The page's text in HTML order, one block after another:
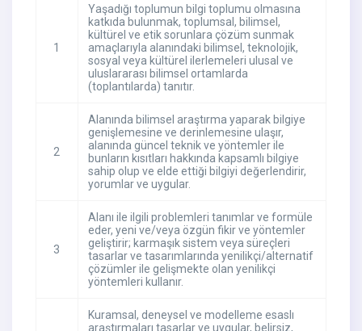
1
Yaşadığı toplumun bilgi toplumu olmasına
katkıda bulunmak, toplumsal, bilimsel,
kültürel ve etik sorunlara çözüm sunmak
amaçlarıyla alanındaki bilimsel, teknolojik,
sosyal veya kültürel ilerlemeleri ulusal ve
uluslararası bilimsel ortamlarda
(toplantılarda) tanıtır.
2
Alanında bilimsel araştırma yaparak bilgiye
genişlemesine ve derinlemesine ulaşır,
alanında güncel teknik ve yöntemler ile
bunların kısıtları hakkında kapsamlı bilgiye
sahip olup ve elde ettiği bilgiyi değerlendirir,
yorumlar ve uygular.
3
Alanı ile ilgili problemleri tanımlar ve formüle
eder, yeni ve/veya özgün fikir ve yöntemler
geliştirir; karmaşık sistem veya süreçleri
tasarlar ve tasarımlarında yenilikçi/alternatif
çözümler ile gelişmekte olan yenilikçi
yöntemleri kullanır.
Kuramsal, deneysel ve modelleme esaslı
araştırmaları tasarlar ve uygular, belirsiz,